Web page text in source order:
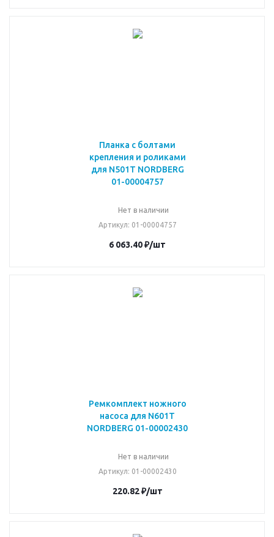
Планка с болтами
крепления и роликами
для N501T NORDBERG
01-00004757
Нет в наличии
Артикул: 01-00004757
6 063.40₽/шт
Ремкомплект ножного
насоса для N601T
NORDBERG 01-00002430
Нет в наличии
Артикул: 01-00002430
220.82₽/шт